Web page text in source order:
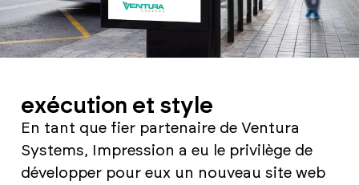
exécution et style
En tant que fier partenaire de Ventura
Systems, Impression a eu le privilège de
développer pour eux un nouveau site web